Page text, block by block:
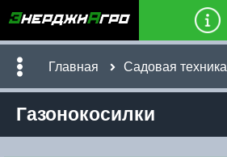
Главная Садовая техника
Газонокосилки